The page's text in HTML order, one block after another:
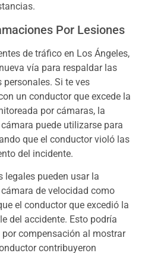
Por Lesiones
de tráfico en Los Ángeles,
vía para respaldar las
Si te ves
un conductor que excede la
por cámaras, la
puede utilizarse para
que el conductor violó las
del incidente.
legales pueden usar la
de velocidad como
el conductor que excedió la
del accidente. Esto podría
compensación al mostrar
contribuyeron